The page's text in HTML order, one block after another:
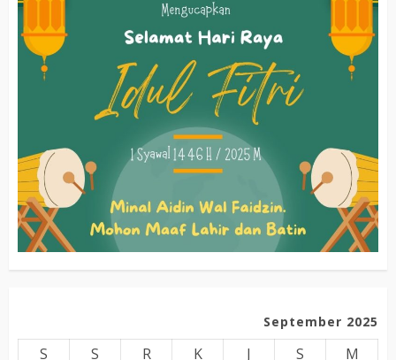
September 2025
S S R K J S
M